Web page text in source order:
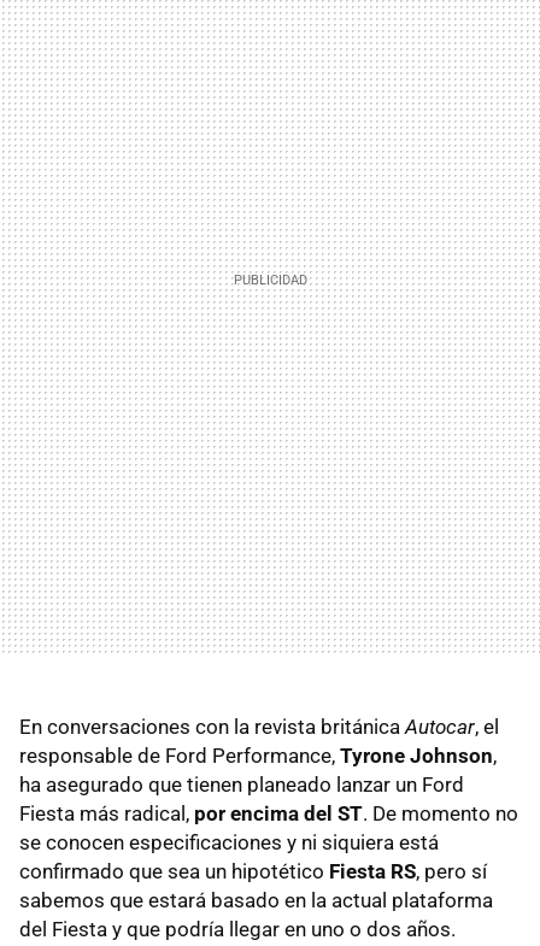
En conversaciones con la revista británica Autocar, el
responsable de Ford Performance, Tyrone Johnson,
ha asegurado que tienen planeado lanzar un Ford
Fiesta más radical, por encima del ST. De momento no
se conocen especificaciones y ni siquiera está
confirmado que sea un hipotético Fiesta RS, pero sí
sabemos que estará basado en la actual plataforma
del Fiesta y que podría llegar en uno o dos años.